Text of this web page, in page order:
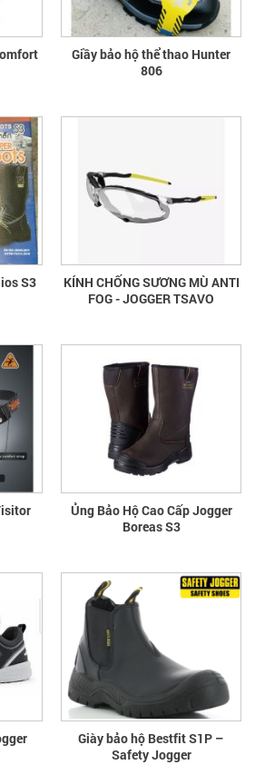
Giầy bảo hộ thể thao Hunter
806
S3
KÍNH CHỐNG SƯƠNG MÙ ANTI
FOG - JOGGER TSAVO
Ủng Bảo Hộ Cao Cấp Jogger
Boreas S3
Giày bảo hộ Bestfit S1P –
Safety Jogger